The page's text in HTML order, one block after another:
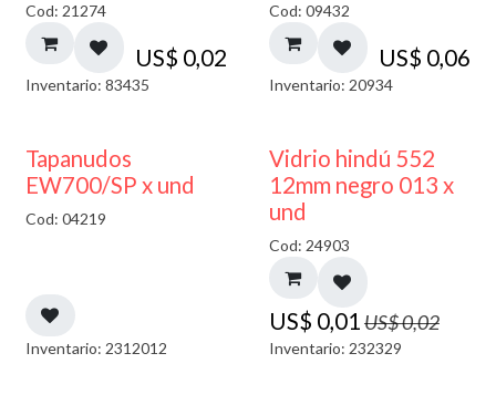
Cod: 21274
US$ 0,02
Inventario: 83435
Cod: 09432
US$ 0,06
Inventario: 20934
50% DESCUENTO
Tapanudos
EW700/SP x und
Cod: 04219
Inventario: 2312012
40% DESCUENTO
Vidrio hindú 552
12mm negro 013 x
und
Cod: 24903
US$ 0,01US$0,02
Inventario: 232329